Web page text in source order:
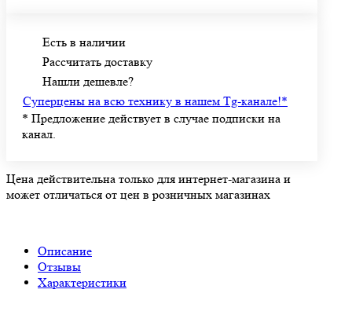
Есть в наличии
Рассчитать доставку
Нашли дешевле?
Суперцены на всю технику в нашем Tg-канале!*
* Предложение действует в случае подписки на
канал.
Цена действительна только для интернет-магазина и
может отличаться от цен в розничных магазинах
Описание
Отзывы
Характеристики